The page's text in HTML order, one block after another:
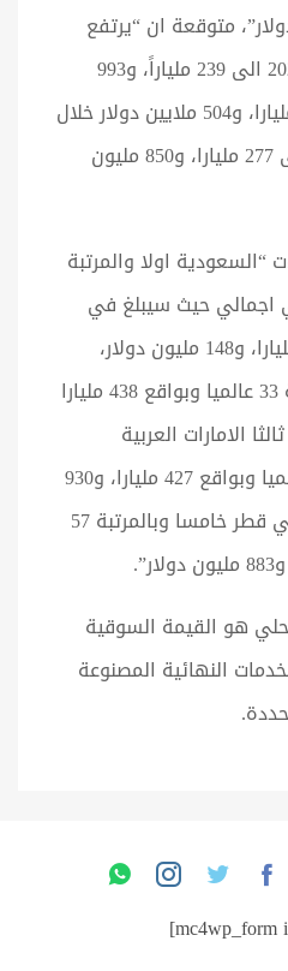
مليون دولار”، متوقعة ان “يرتفع
هذا الناتج خلال العام 2023 الى 239 ملياراً، و993
مليون دولار، والى 251 مليارا، و504 ملايين دولار خلال
العام 2024 ، وسيصل الى 277 مليارا، و850 مليون
“السعودية اولا والمرتبة
اجمالي حيث سيبلغ في
العام 2022 حوالي 876 مليارا، و148 مليون دولار،
تليها مصر ثانيا وبالمرتبة 33 عالميا وبواقع 438 مليارا
ثالثا الامارات العربية
المتحدة وبالمرتبة 35 عالميا وبواقع 427 مليارا، و930
مليون دولار، ومن ثم تأتي قطر خامسا وبالمرتبة 57
هو القيمة السوقية
النهائية المصنوعة